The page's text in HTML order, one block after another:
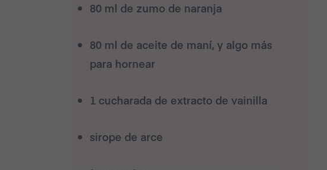
80 ml de zumo de naranja
80 ml de aceite de maní, y algo más
para hornear
1 cucharada de extracto de vainilla
sirope de arce